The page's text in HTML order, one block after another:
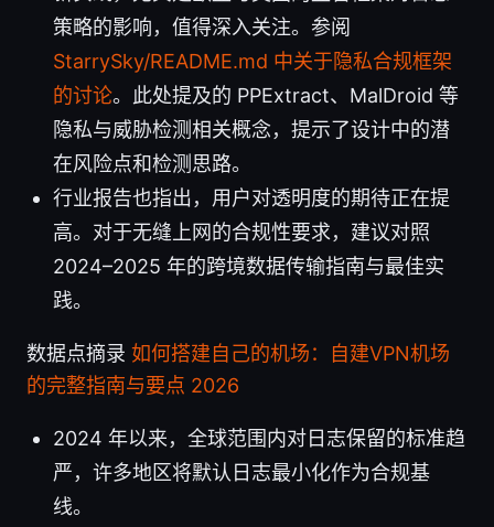
策略的影响，值得深入关注。参阅
StarrySky/README.md 中关于隐私合规框架
的讨论。此处提及的 PPExtract、MalDroid 等
隐私与威胁检测相关概念，提示了设计中的潜
在风险点和检测思路。
行业报告也指出，用户对透明度的期待正在提
高。对于无缝上网的合规性要求，建议对照
2024–2025 年的跨境数据传输指南与最佳实
践。
数据点摘录 如何搭建自己的机场：自建VPN机场
的完整指南与要点 2026
2024 年以来，全球范围内对日志保留的标准趋
严，许多地区将默认日志最小化作为合规基
线。